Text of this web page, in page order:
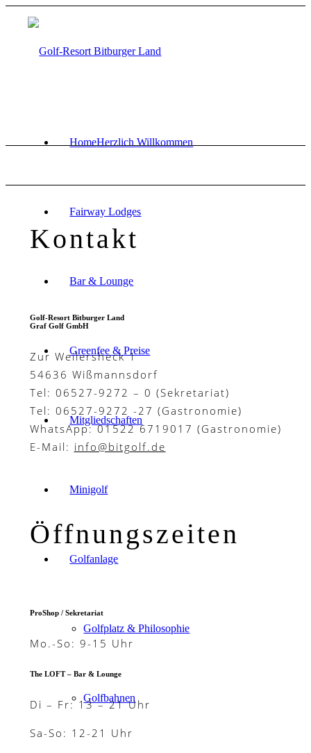
HomeHerzlich Willkommen
Fairway Lodges
Bar & Lounge
Greenfee & Preise
Mitgliedschaften
Minigolf
Golfanlage
Golfplatz & Philosophie
Golfbahnen
Kontakt
Golf-Resort Bitburger Land
Graf Golf GmbH
Zur Weilersheck 1
54636 Wißmannsdorf
Tel: 06527-9272 – 0 (Sekretariat)
Tel: 06527-9272 -27 (Gastronomie)
WhatsApp: 01522 6719017 (Gastronomie)
E-Mail: info@bitgolf.de
Öffnungszeiten
ProShop / Sekretariat
Mo.-So: 9-15 Uhr
The LOFT – Bar & Lounge
Di – Fr: 13 – 21 Uhr
Sa-So: 12-21 Uhr